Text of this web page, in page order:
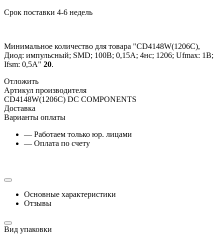
Срок поставки 4-6 недель
Минимальное количество для товара "CD4148W(1206C),
Диод: импульсный; SMD; 100В; 0,15А; 4нс; 1206; Ufmax: 1В;
Ifsm: 0,5А" 20.
Отложить
Артикул производителя
CD4148W(1206C) DC COMPONENTS
Доставка
Варианты оплаты
— Работаем только юр. лицами
— Оплата по счету
Основные характеристики
Отзывы
Вид упаковки